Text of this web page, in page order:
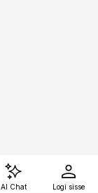
AI Chat Logi sisse